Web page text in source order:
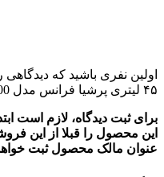
اولین نفری باشید که
۴۵ لیتری پرشیا فرانس مدل PR-4600”
برای ثبت دیدگاه، لازم است
این محصول را قبلا از این
عنوان مالک محصول ثبت